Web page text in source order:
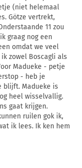
(niet helemaal
Götze vertrekt,
11 zou
graag nog een
omdat we veel
zowel Boscagli als
Madueke - petje
- heb je
blijft. Madueke is
heel wisselvallig.
gaat krijgen.
ruilen gok ik,
ik lees. Ik ken hem